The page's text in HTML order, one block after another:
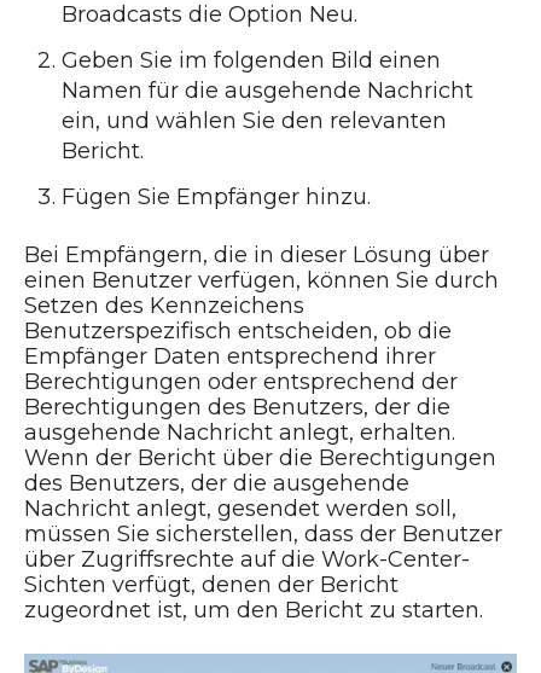
Broadcasts die Option Neu.
Geben Sie im folgenden Bild einen
Namen für die ausgehende Nachricht
ein, und wählen Sie den relevanten
Bericht.
Fügen Sie Empfänger hinzu.
Bei Empfängern, die in dieser Lösung über
einen Benutzer verfügen, können Sie durch
Setzen des Kennzeichens
Benutzerspezifisch entscheiden, ob die
Empfänger Daten entsprechend ihrer
Berechtigungen oder entsprechend der
Berechtigungen des Benutzers, der die
ausgehende Nachricht anlegt, erhalten.
Wenn der Bericht über die Berechtigungen
des Benutzers, der die ausgehende
Nachricht anlegt, gesendet werden soll,
müssen Sie sicherstellen, dass der Benutzer
über Zugriffsrechte auf die Work-Center-
Sichten verfügt, denen der Bericht
zugeordnet ist, um den Bericht zu starten.